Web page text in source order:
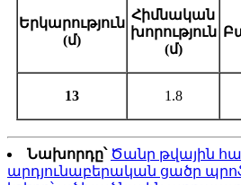
Երկարություն
(մ)
Հիմնական
խորություն
(մ)
13 1.8
Նախորդը՝ Ծանր թվային
արդյունաբերական ցածր